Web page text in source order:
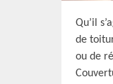
Qu’il
de
ou de